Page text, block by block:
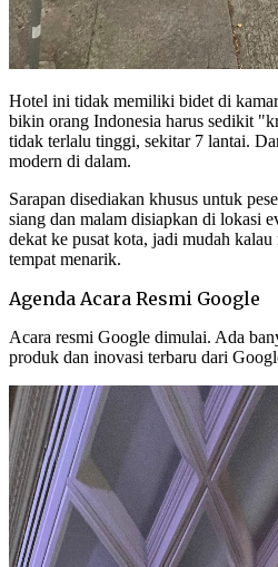
Hotel ini tidak memiliki bidet di
bikin orang Indonesia harus sedikit
tidak terlalu tinggi, sekitar 7 lantai.
modern di dalam.
Sarapan disediakan khusus untuk
siang dan malam disiapkan di lokasi
dekat ke pusat kota, jadi mudah
tempat menarik.
Agenda Acara Resmi Google
Acara resmi Google dimulai. Ada
produk dan inovasi terbaru dari